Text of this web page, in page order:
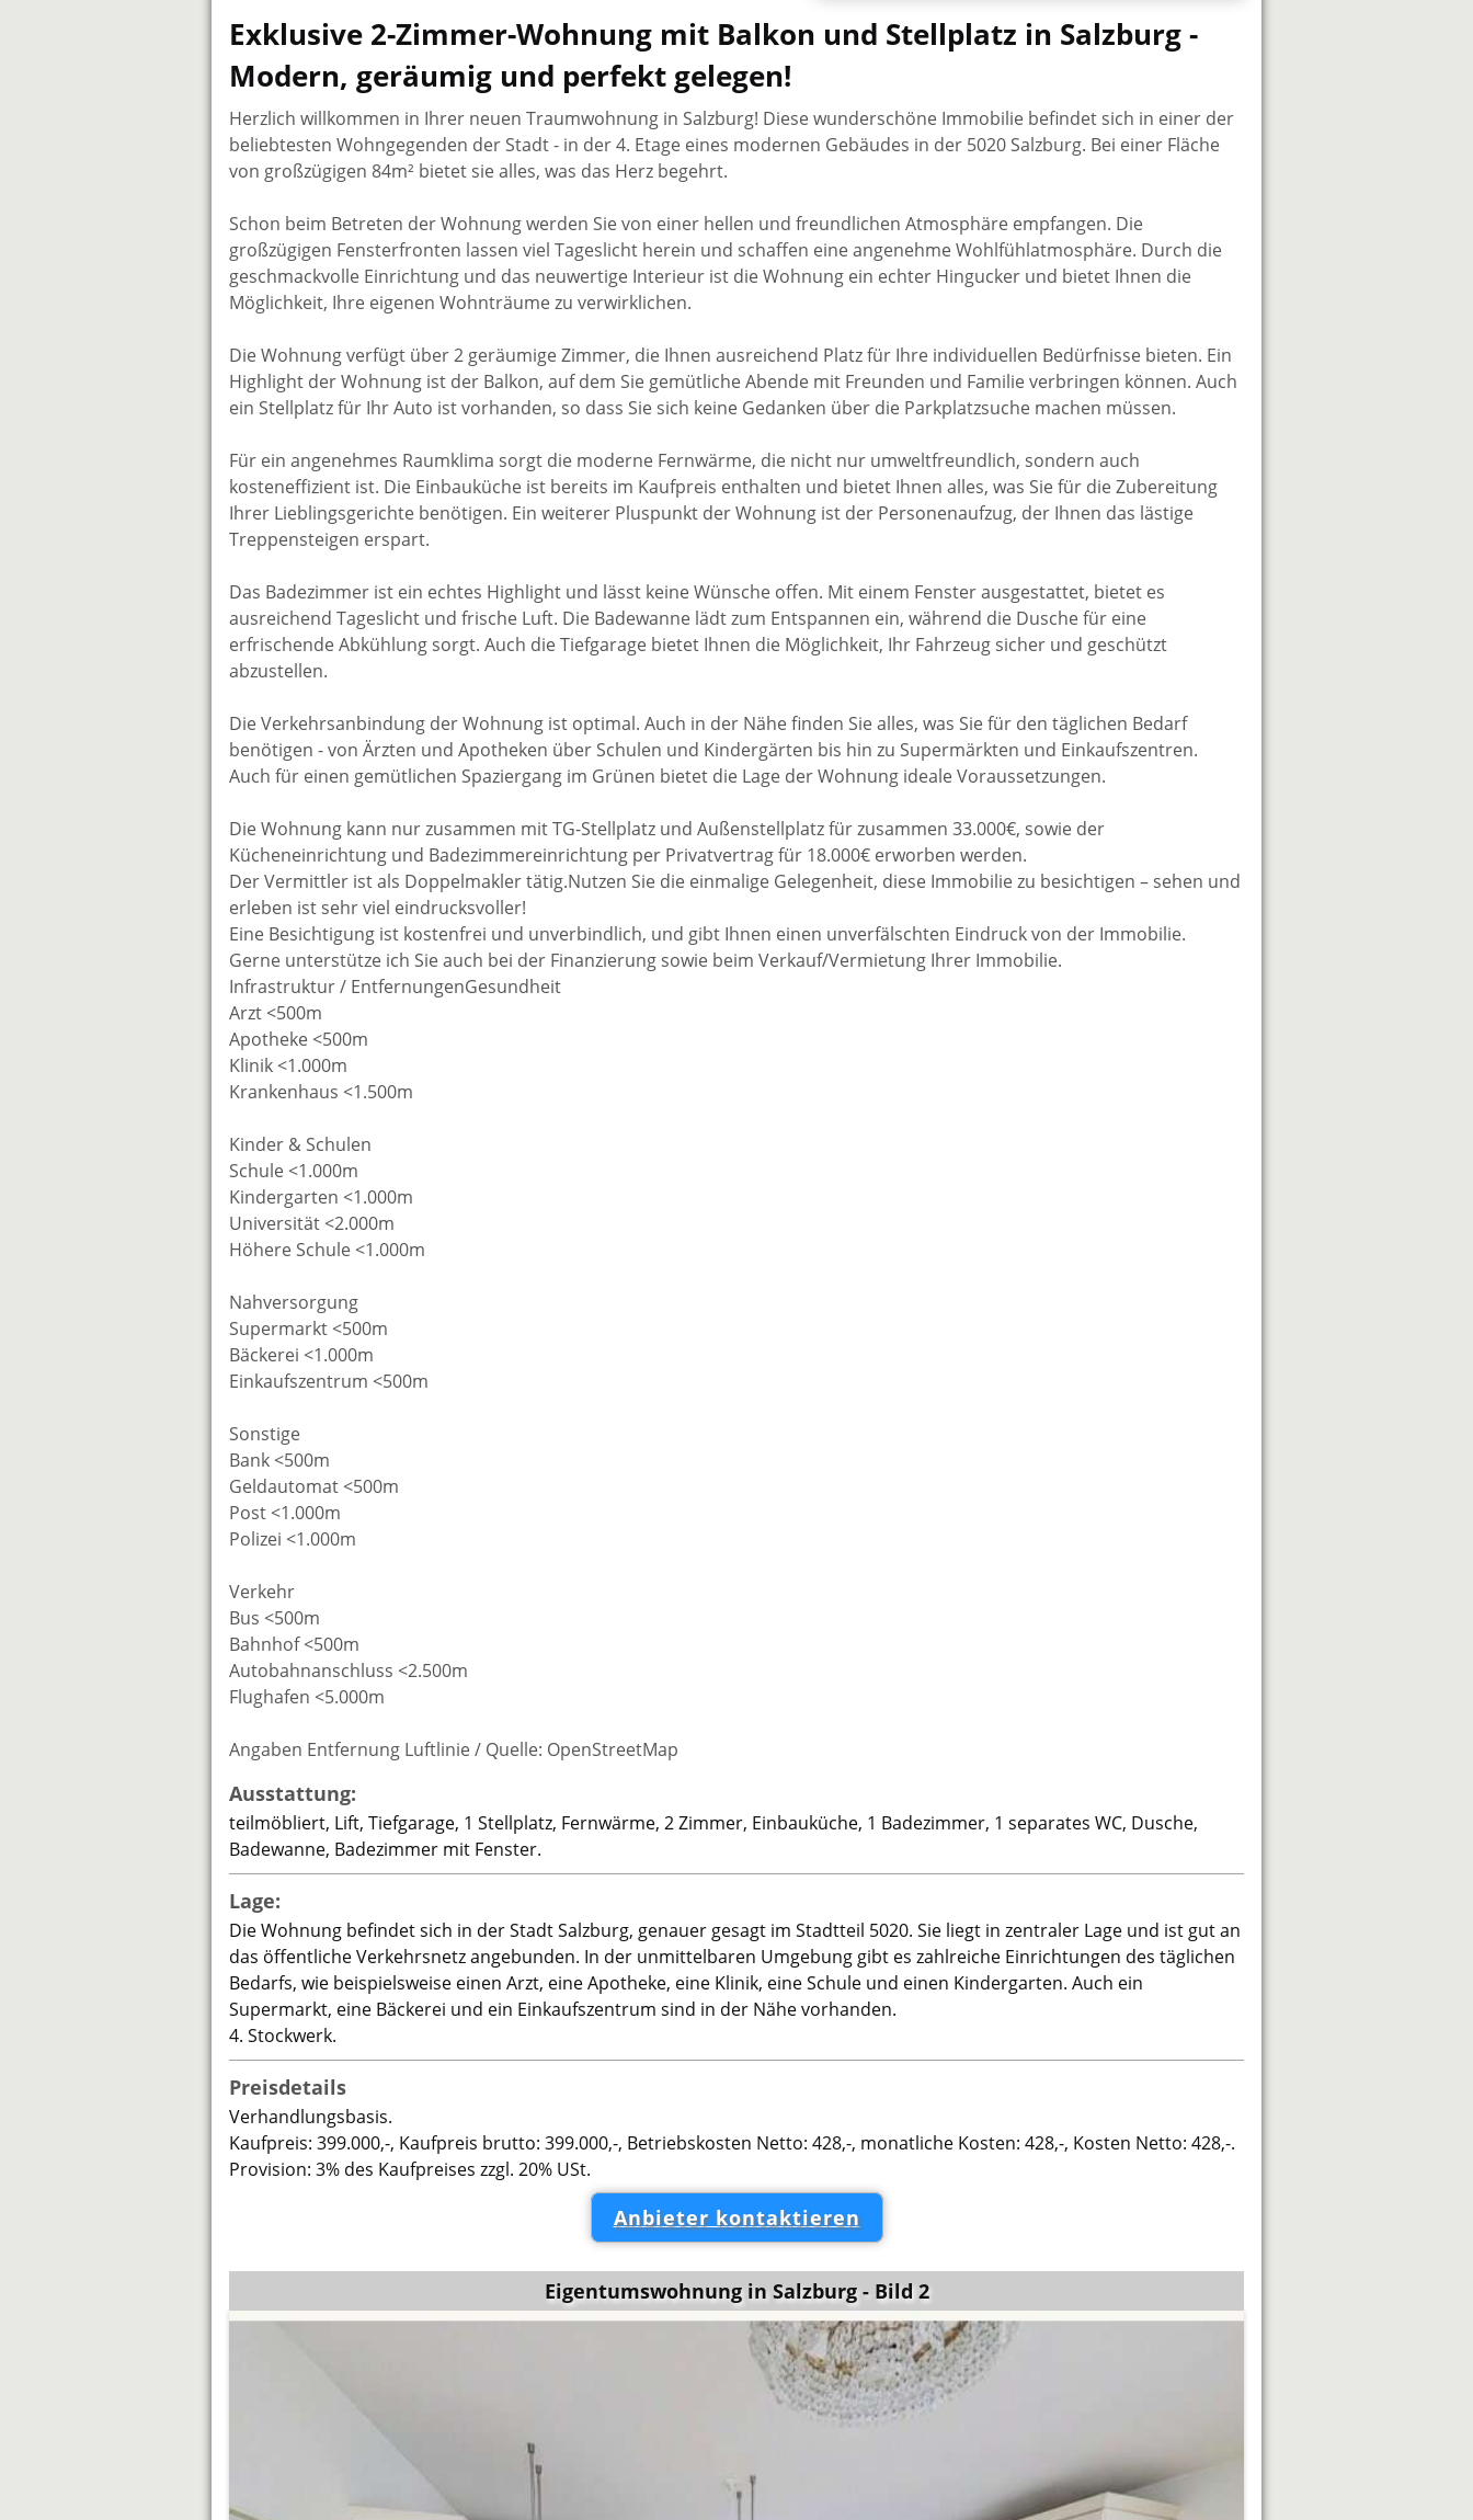
Exklusive 2-Zimmer-Wohnung mit Balkon und Stellplatz in Salzburg -
Modern, geräumig und perfekt gelegen!
Herzlich willkommen in Ihrer neuen Traumwohnung in Salzburg! Diese wunderschöne Immobilie befindet sich in einer der
beliebtesten Wohngegenden der Stadt - in der 4. Etage eines modernen Gebäudes in der 5020 Salzburg. Bei einer Fläche
von großzügigen 84m² bietet sie alles, was das Herz begehrt.
Schon beim Betreten der Wohnung werden Sie von einer hellen und freundlichen Atmosphäre empfangen. Die
großzügigen Fensterfronten lassen viel Tageslicht herein und schaffen eine angenehme Wohlfühlatmosphäre. Durch die
geschmackvolle Einrichtung und das neuwertige Interieur ist die Wohnung ein echter Hingucker und bietet Ihnen die
Möglichkeit, Ihre eigenen Wohnträume zu verwirklichen.
Die Wohnung verfügt über 2 geräumige Zimmer, die Ihnen ausreichend Platz für Ihre individuellen Bedürfnisse bieten. Ein
Highlight der Wohnung ist der Balkon, auf dem Sie gemütliche Abende mit Freunden und Familie verbringen können. Auch
ein Stellplatz für Ihr Auto ist vorhanden, so dass Sie sich keine Gedanken über die Parkplatzsuche machen müssen.
Für ein angenehmes Raumklima sorgt die moderne Fernwärme, die nicht nur umweltfreundlich, sondern auch
kosteneffizient ist. Die Einbauküche ist bereits im Kaufpreis enthalten und bietet Ihnen alles, was Sie für die Zubereitung
Ihrer Lieblingsgerichte benötigen. Ein weiterer Pluspunkt der Wohnung ist der Personenaufzug, der Ihnen das lästige
Treppensteigen erspart.
Das Badezimmer ist ein echtes Highlight und lässt keine Wünsche offen. Mit einem Fenster ausgestattet, bietet es
ausreichend Tageslicht und frische Luft. Die Badewanne lädt zum Entspannen ein, während die Dusche für eine
erfrischende Abkühlung sorgt. Auch die Tiefgarage bietet Ihnen die Möglichkeit, Ihr Fahrzeug sicher und geschützt
abzustellen.
Die Verkehrsanbindung der Wohnung ist optimal. Auch in der Nähe finden Sie alles, was Sie für den täglichen Bedarf
benötigen - von Ärzten und Apotheken über Schulen und Kindergärten bis hin zu Supermärkten und Einkaufszentren.
Auch für einen gemütlichen Spaziergang im Grünen bietet die Lage der Wohnung ideale Voraussetzungen.
Die Wohnung kann nur zusammen mit TG-Stellplatz und Außenstellplatz für zusammen 33.000€, sowie der
Kücheneinrichtung und Badezimmereinrichtung per Privatvertrag für 18.000€ erworben werden.
Der Vermittler ist als Doppelmakler tätig.Nutzen Sie die einmalige Gelegenheit, diese Immobilie zu besichtigen – sehen und
erleben ist sehr viel eindrucksvoller!
Eine Besichtigung ist kostenfrei und unverbindlich, und gibt Ihnen einen unverfälschten Eindruck von der Immobilie.
Gerne unterstütze ich Sie auch bei der Finanzierung sowie beim Verkauf/Vermietung Ihrer Immobilie.
Infrastruktur / EntfernungenGesundheit
Arzt <500m
Apotheke <500m
Klinik <1.000m
Krankenhaus <1.500m
Kinder & Schulen
Schule <1.000m
Kindergarten <1.000m
Universität <2.000m
Höhere Schule <1.000m
Nahversorgung
Supermarkt <500m
Bäckerei <1.000m
Einkaufszentrum <500m
Sonstige
Bank <500m
Geldautomat <500m
Post <1.000m
Polizei <1.000m
Verkehr
Bus <500m
Bahnhof <500m
Autobahnanschluss <2.500m
Flughafen <5.000m
Angaben Entfernung Luftlinie / Quelle: OpenStreetMap
Ausstattung:
teilmöbliert, Lift, Tiefgarage, 1 Stellplatz, Fernwärme, 2 Zimmer, Einbauküche, 1 Badezimmer, 1 separates WC, Dusche,
Badewanne, Badezimmer mit Fenster.
Lage:
Die Wohnung befindet sich in der Stadt Salzburg, genauer gesagt im Stadtteil 5020. Sie liegt in zentraler Lage und ist gut an
das öffentliche Verkehrsnetz angebunden. In der unmittelbaren Umgebung gibt es zahlreiche Einrichtungen des täglichen
Bedarfs, wie beispielsweise einen Arzt, eine Apotheke, eine Klinik, eine Schule und einen Kindergarten. Auch ein
Supermarkt, eine Bäckerei und ein Einkaufszentrum sind in der Nähe vorhanden.
4. Stockwerk.
Preisdetails
Verhandlungsbasis.
Kaufpreis: 399.000,-, Kaufpreis brutto: 399.000,-, Betriebskosten Netto: 428,-, monatliche Kosten: 428,-, Kosten Netto: 428,-.
Provision: 3% des Kaufpreises zzgl. 20% USt.
Anbieter kontaktieren
Eigentumswohnung in Salzburg - Bild 2